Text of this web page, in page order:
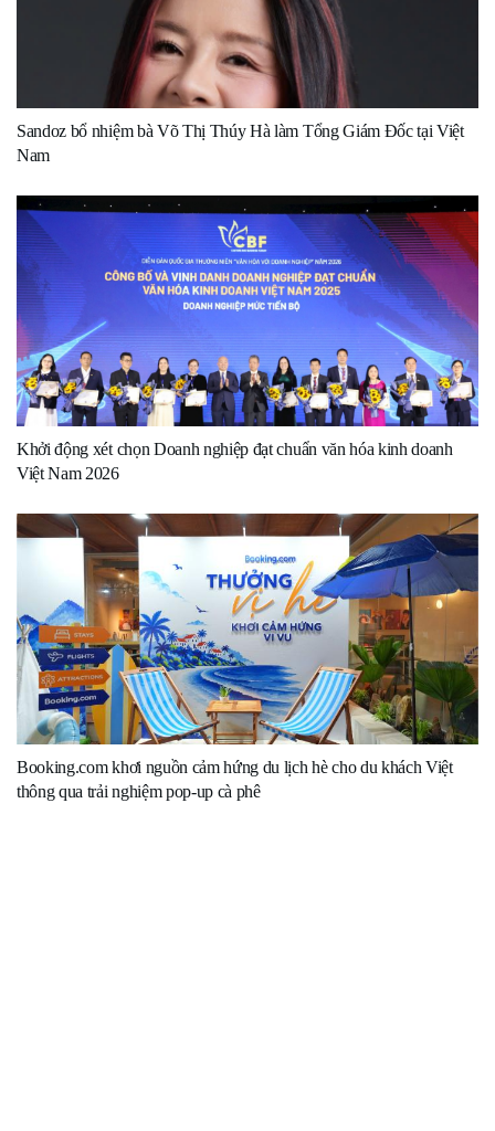
Sandoz bổ nhiệm bà Võ Thị Thúy Hà làm Tổng Giám Đốc tại Việt
Nam
Khởi động xét chọn Doanh nghiệp đạt chuẩn văn hóa kinh doanh
Việt Nam 2026
Booking.com khơi nguồn cảm hứng du lịch hè cho du khách Việt
thông qua trải nghiệm pop-up cà phê